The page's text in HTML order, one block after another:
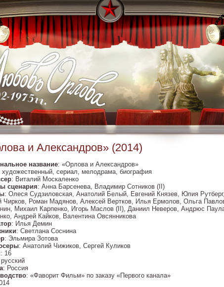
и Александров» (2014)
название: «Орлова и Александров»
художественный, сериал, мелодрама, биография
: Виталий Москаленко
сценария: Анна Барсенева, Владимир Сотников (II)
: Олеся Судзиловская, Анатолий Белый, Евгений Князев, Юлия
Чирков, Роман Мадянов, Алексей Вертков, Илья Ермолов, Ольга
Михаил Карпенко, Игорь Маслов (II), Даниил Неверов, Андрюс
Андрей Кайков, Валентина Овсянникова
: Илья Демин
: Светлана Соснина
: Эльмира Зотова
: Анатолий Чижиков, Сергей Куликов
: 16
: Россия
: «Фаворит Фильм» по заказу «Первого канала»